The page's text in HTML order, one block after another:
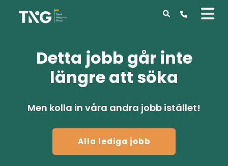
Detta jobb går inte
längre att söka
Men kolla in våra andra jobb istället!
Alla lediga jobb